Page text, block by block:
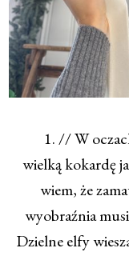
1. // W
wielką kokardę
wiem, że
wyobraźnia
Dzielne elfy